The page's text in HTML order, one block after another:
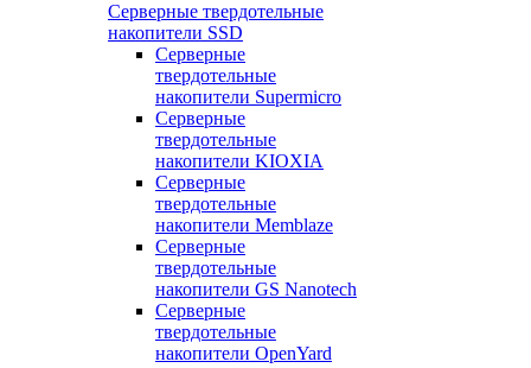
Серверные твердотельные
накопители SSD
Cерверные
твердотельные
накопители Supermicro
Cерверные
твердотельные
накопители KIOXIA
Cерверные
твердотельные
накопители Memblaze
Cерверные
твердотельные
накопители GS Nanotech
Серверные
твердотельные
накопители OpenYard